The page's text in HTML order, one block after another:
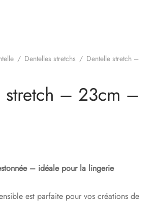
/ Dentelles stretchs / Dentelle stretch –
stretch – 23cm –
– idéale pour la lingerie
est parfaite pour vos créations de